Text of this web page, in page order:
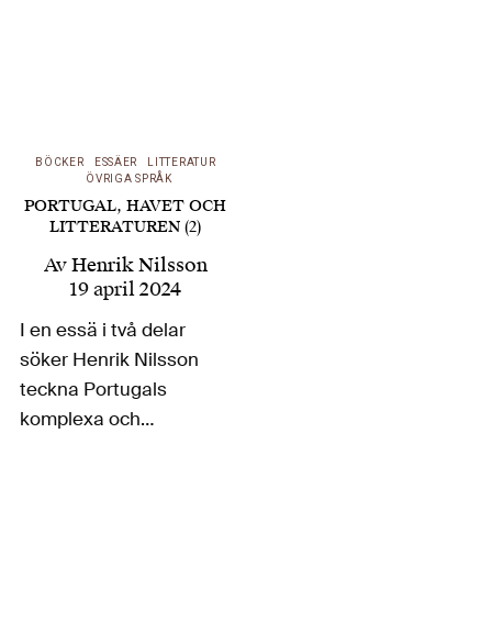
BÖCKER ESSÄER
LITTERATUR
ÖVRIGA SPRÅK
PORTUGAL, HAVET OCH
LITTERATUREN (2)
AvHenrik Nilsson
19 april 2024
I en essä i två delar
söker Henrik Nilsson
teckna Portugals
komplexa och